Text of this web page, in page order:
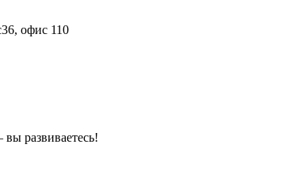
офис 110
развиваетесь!